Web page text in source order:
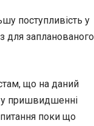
поступливість у
для запланованого
що на даний
у пришвидшенні
поки що